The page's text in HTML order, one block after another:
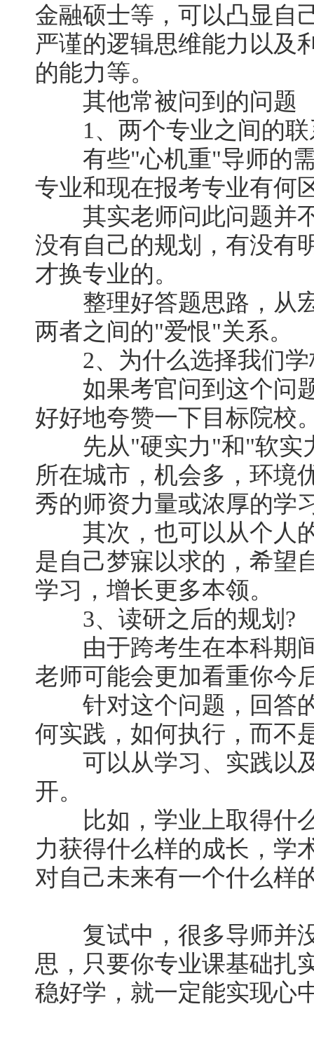
金融硕士等，可以凸显自
严谨的逻辑思维能力以及
的能力等。
其他常被问到的问题
1、两个专业之间的联
有些"心机重"导师的需
专业和现在报考专业有何
其实老师问此问题并不
没有自己的规划，有没有
才换专业的。
整理好答题思路，从宏
两者之间的"爱恨"关系。
2、为什么选择我们学
如果考官问到这个问题
好好地夸赞一下目标院校
先从"硬实力"和"软实
所在城市，机会多，环境
秀的师资力量或浓厚的学
其次，也可以从个人的
是自己梦寐以求的，希望
学习，增长更多本领。
3、读研之后的规划?
由于跨考生在本科期间
老师可能会更加看重你今
针对这个问题，回答的
何实践，如何执行，而不
可以从学习、实践以
开。
比如，学业上取得什么
力获得什么样的成长，学
对自己未来有一个什么样
复试中，很多导师并没
思，只要你专业课基础扎
稳好学，就一定能实现心